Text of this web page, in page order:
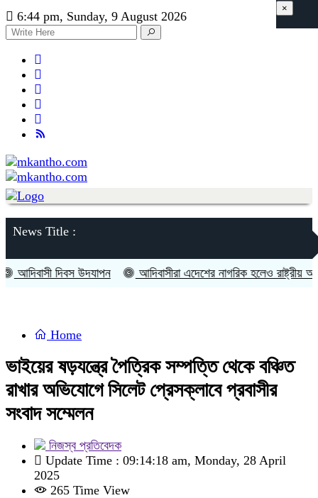
6:44 pm, Sunday, 9 August 2026
News Title :
দিবস উদযাপন আদিবাসীরা এদেশের নাগরিক হলেও রাষ্ট্রীয়
×
Home
ভাইয়ের ষড়যন্ত্রে পৈত্রিক সম্পত্তি থেকে বঞ্চিত
রাখার অভিযোগে সিলেট প্রেসক্লাবে প্রবাসীর
সংবাদ সম্মেলন
নিজস্ব প্রতিবেদক
Update Time : 09:14:18 am, Monday, 28 April
2025
265 Time View